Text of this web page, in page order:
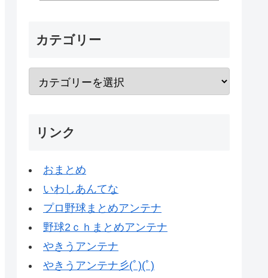
カテゴリー
リンク
おまとめ
いわしあんてな
プロ野球まとめアンテナ
野球2ｃｈまとめアンテナ
やきうアンテナ
やきうアンテナ彡(ﾟ)(ﾟ)